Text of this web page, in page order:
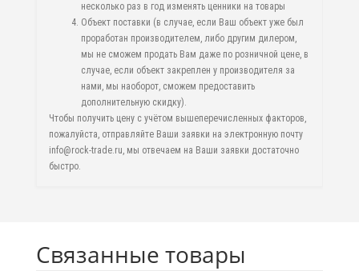
несколько раз в год изменять ценники на товары
Объект поставки (в случае, если Ваш объект уже был
проработан производителем, либо другим дилером,
мы не сможем продать Вам даже по розничной цене, в
случае, если объект закреплен у производителя за
нами, мы наоборот, сможем предоставить
дополнительную скидку).
Чтобы получить цену с учётом вышеперечисленных факторов,
пожалуйста, отправляйте Ваши заявки на электронную почту
info@rock-trade.ru, мы отвечаем на Ваши заявки достаточно
быстро.
Связанные товары